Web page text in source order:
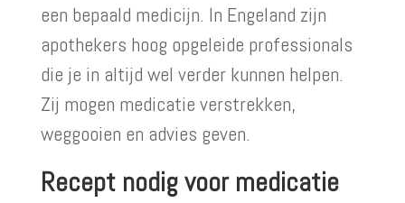
een bepaald medicijn. In Engeland zijn
apothekers hoog opgeleide professionals
die je in altijd wel verder kunnen helpen.
Zij mogen medicatie verstrekken,
weggooien en advies geven.
Recept nodig voor medicatie